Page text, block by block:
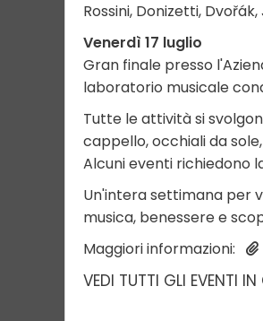
Rossini, Donizetti,
Venerdì 17 luglio
Gran finale presso
laboratorio musicale
Tutte le attività si
cappello, occhiali da
Alcuni eventi richiedono
Un'intera settimana per
musica, benessere e
Maggiori informazioni:
VEDI TUTTI GLI EVENTI